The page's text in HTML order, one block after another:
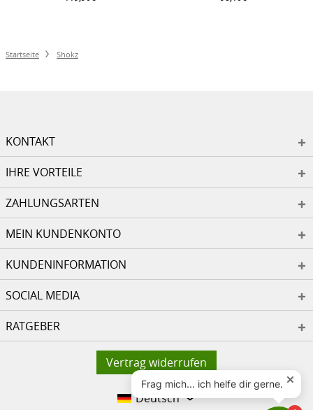
Startseite Shokz
KONTAKT
IHRE VORTEILE
ZAHLUNGSARTEN
MEIN KUNDENKONTO
KUNDENINFORMATION
SOCIAL MEDIA
RATGEBER
Vertrag widerrufen
Deutsch